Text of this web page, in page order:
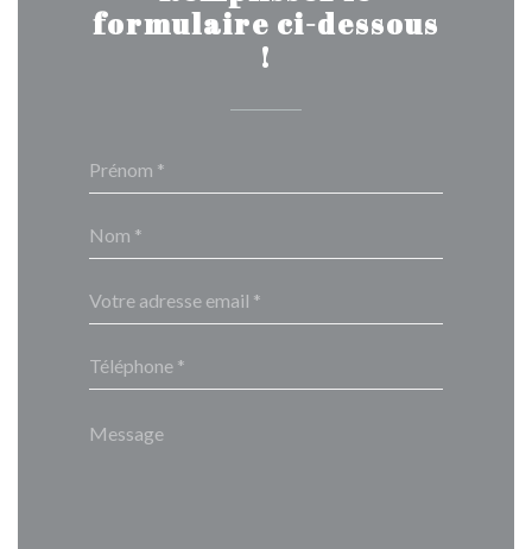
formulaire ci-dessous
!